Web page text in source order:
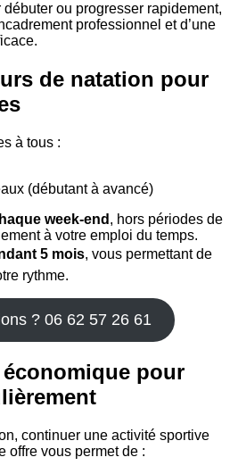
ou progresser rapidement,
professionnel et d’une
de natation pour
à tous :
(débutant à avancé)
week-end , hors périodes de
à votre emploi du temps.
5 mois, vous permettant de
rythme.
? 06 62 57 26 61
pour
continuer une activité sportive
offre vous permet de :